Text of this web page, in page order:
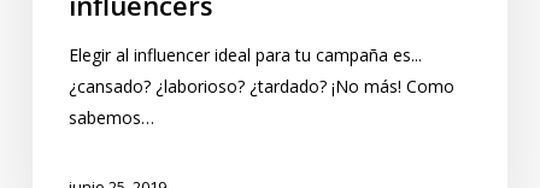
Elegir al influencer ideal para tu campaña es...
¿cansado? ¿laborioso? ¿tardado? ¡No más! Como
sabemos…